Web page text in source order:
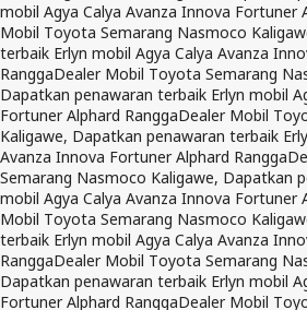
mobil Agya Calya Avanza Innova Fortuner
Mobil Toyota Semarang Nasmoco
terbaik Erlyn mobil Agya Calya Avanza
RanggaDealer Mobil Toyota Semarang
Dapatkan penawaran terbaik Erlyn mobil
Fortuner Alphard RanggaDealer Mobil
Kaligawe, Dapatkan penawaran terbaik
Avanza Innova Fortuner Alphard Rangga
Semarang Nasmoco Kaligawe, Dapatkan
mobil Agya Calya Avanza Innova Fortuner
Mobil Toyota Semarang Nasmoco
terbaik Erlyn mobil Agya Calya Avanza
RanggaDealer Mobil Toyota Semarang
Dapatkan penawaran terbaik Erlyn mobil
Fortuner Alphard RanggaDealer Mobil